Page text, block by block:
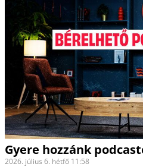
Gyere hozzánk
2026. július 6. hétfő 11:58